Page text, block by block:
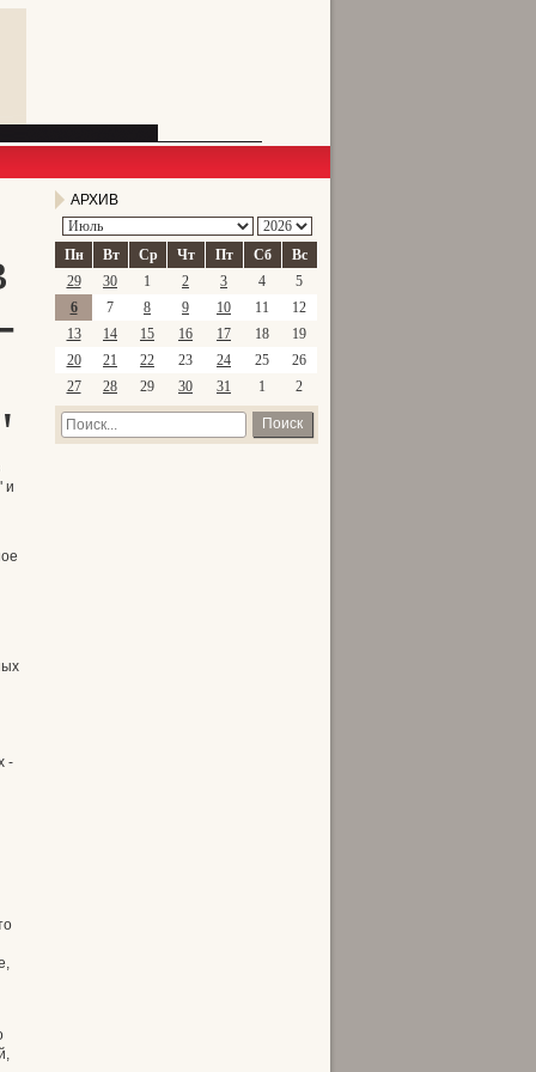
и
-
АРХИВ
Пн Вт Ср Чт Пт Сб
Вс
29
30 1 2 3 4
5
6
7 8 9 10 11
12
13
14 15 16 17 18
19
20
21 22 23 24 25
26
27
28 29 30 31 1 2
Поиск